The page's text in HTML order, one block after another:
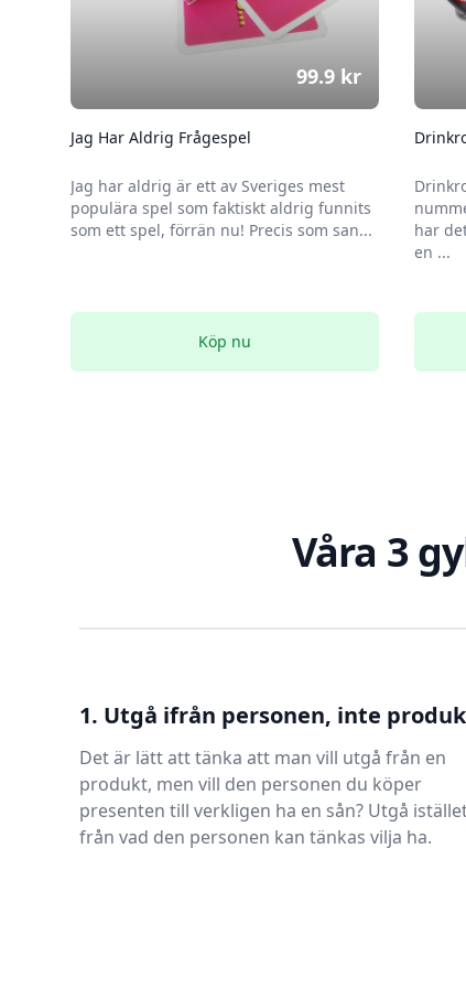
Jag Har Aldrig Frågespel
Jag har aldrig är ett av Sveriges mest
populära spel som faktiskt aldrig funnits
som ett spel, förrän nu! Precis som san...
99.9 kr
Köp nu
har
en ...
Våra 3
1. Utgå ifrån personen, inte
Det är lätt att tänka att man vill utgå från en
produkt, men vill den personen du köper
presenten till verkligen ha en sån? Utgå
från vad den personen kan tänkas vilja ha.